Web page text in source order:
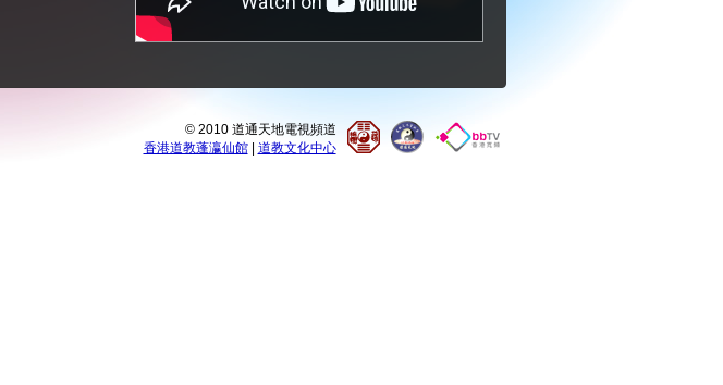
© 2010 道通天地電視頻道
香港道教蓬瀛仙館| 道教文化中心